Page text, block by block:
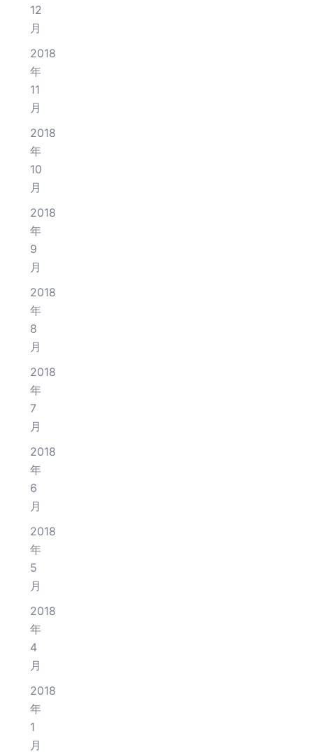
12
月
2018
年
11
月
2018
年
10
月
2018
年
9
月
2018
年
8
月
2018
年
7
月
2018
年
6
月
2018
年
5
月
2018
年
4
月
2018
年
1
月